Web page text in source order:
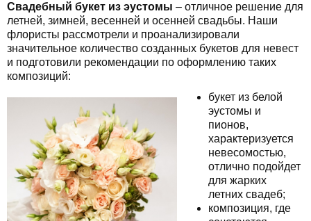
Свадебный букет из эустомы – отличное решение для
летней, зимней, весенней и осенней свадьбы. Наши
флористы рассмотрели и проанализировали
значительное количество созданных букетов для невест
и подготовили рекомендации по оформлению таких
композиций:
букет из белой
эустомы и
пионов,
характеризуется
невесомостью,
отлично подойдет
для жарких
летних свадеб;
композиция, где